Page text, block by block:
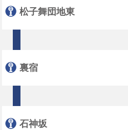
松子舞団地東
裏宿
石神坂